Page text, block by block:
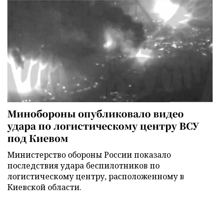
Минобороны опубликовало видео
удара по логистическому центру ВСУ
под Киевом
Министерство обороны России показало
последствия удара беспилотников по
логистическому центру, расположенному в
Киевской области.